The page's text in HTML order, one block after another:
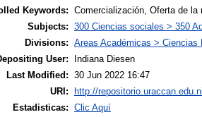
Keywords: Comercialización, Oferta de
Subjects: 300 Ciencias sociales > 350
Divisions: Areas Académicas >
User:
Indiana Diesen
Last Modified: 30 Jun 2022 16:47
URI:
http://
Estadisticas: Clic Aquí